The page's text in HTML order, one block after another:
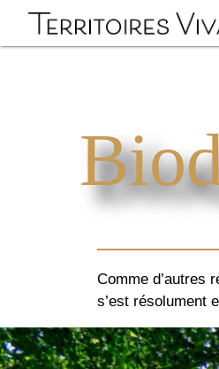
Comme d’autres
s’est résolument